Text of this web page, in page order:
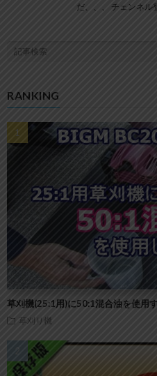
だ、、、 チェンネ
RANKING
草刈機(25:1用)に50:1混合油を使用
草刈り機